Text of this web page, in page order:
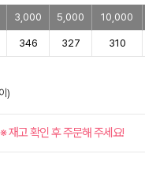
3,000 5,000 10,000
346 327 310
)
※ 재고 확인 후 주문해 주세요!